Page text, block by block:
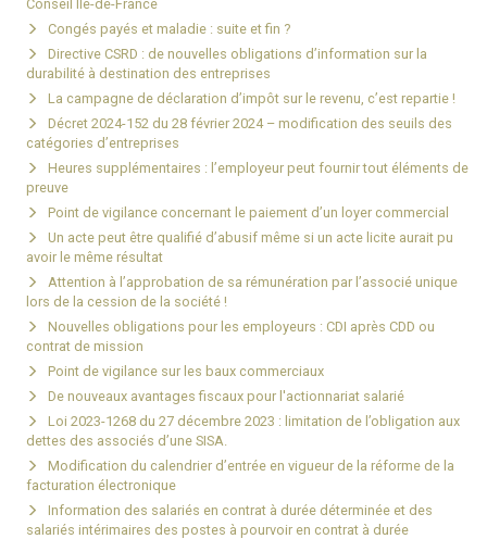
Conseil Île-de-France
Congés payés et maladie : suite et fin ?
Directive CSRD : de nouvelles obligations d’information sur la
durabilité à destination des entreprises
La campagne de déclaration d’impôt sur le revenu, c’est repartie !
Décret 2024-152 du 28 février 2024 – modification des seuils des
catégories d’entreprises
Heures supplémentaires : l’employeur peut fournir tout éléments de
preuve
Point de vigilance concernant le paiement d’un loyer commercial
Un acte peut être qualifié d’abusif même si un acte licite aurait pu
avoir le même résultat
Attention à l’approbation de sa rémunération par l’associé unique
lors de la cession de la société !
Nouvelles obligations pour les employeurs : CDI après CDD ou
contrat de mission
Point de vigilance sur les baux commerciaux
De nouveaux avantages fiscaux pour l'actionnariat salarié
Loi 2023-1268 du 27 décembre 2023 : limitation de l’obligation aux
dettes des associés d’une SISA.
Modification du calendrier d’entrée en vigueur de la réforme de la
facturation électronique
Information des salariés en contrat à durée déterminée et des
salariés intérimaires des postes à pourvoir en contrat à durée